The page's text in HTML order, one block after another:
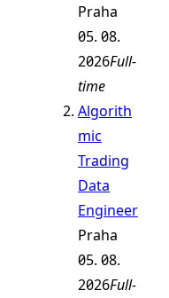
Praha
05. 08.
2026Full-
time
Algorith
mic
Trading
Data
Engineer
Praha
05. 08.
2026Full-